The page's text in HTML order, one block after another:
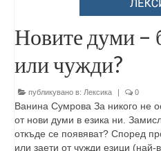
Новите думи –
или чужди?
публикувано в: Лексика | 0
Ванина Сумрова За никого не
от нови думи в езика ни.
откъде се появяват? Според
или заети от чужди езици (най-